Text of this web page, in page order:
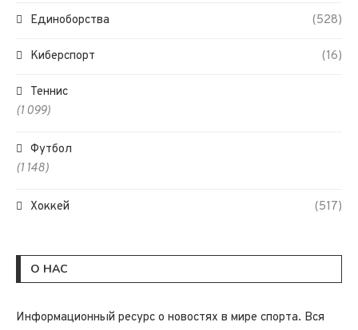
Единоборства (528)
Киберспорт (16)
Теннис
(1 099)
Футбол
(1 148)
Хоккей (517)
О НАС
Информационный ресурс о новостях в мире спорта. Вся